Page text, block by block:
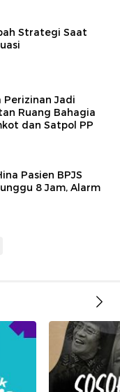
Strategi Saat
Perizinan Jadi
Ruang Bahagia
dan Satpol PP
Pasien BPJS
8 Jam, Alarm